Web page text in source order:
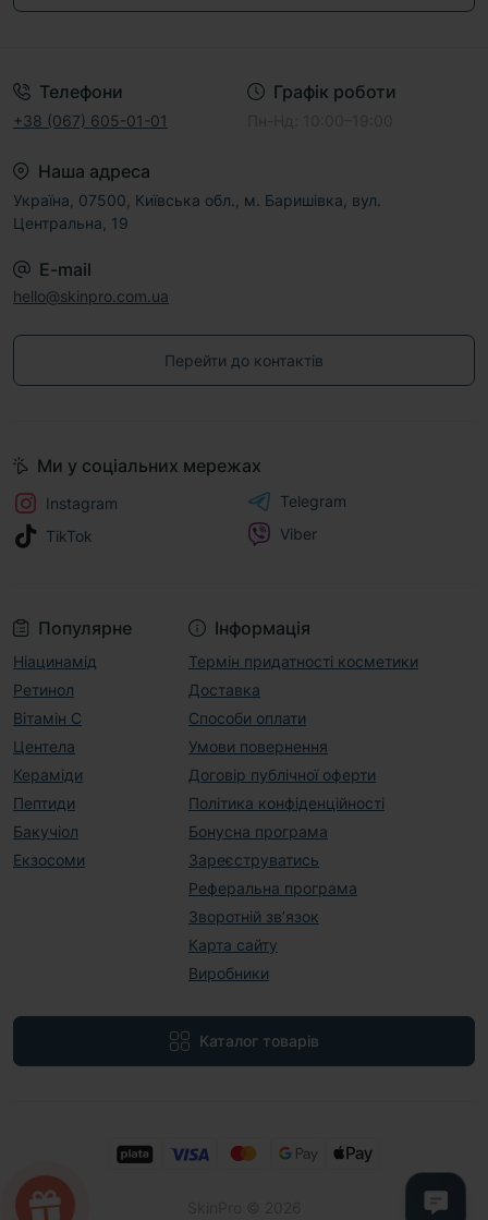
Телефони
+38 (067) 605-01-01
Графік роботи
Наша адреса
Україна, 07500, Київська обл., м. Баришівка, вул.
Центральна, 19
E-mail
hello@skinpro.com.ua
Перейти до контактів
Популярне
Ніацинамід
Ретинол
Вітамін С
Центела
Кераміди
Пептиди
Бакучіол
Екзосоми
Інформація
Термін придатності косметики
Доставка
Способи оплати
Умови повернення
Договір публічної оферти
Політика конфіденційності
Бонусна програма
Зареєструватись
Реферальна програма
Зворотній зв’язок
Карта сайту
Виробники
Каталог товарів
Ми у соціальних мережах
Instagram
TikTok
Telegram
Viber